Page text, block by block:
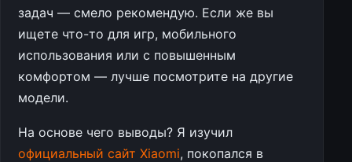
задач — смело рекомендую. Если же вы
ищете что-то для игр, мобильного
использования или с повышенным
комфортом — лучше посмотрите на другие
модели.
На основе чего выводы? Я изучил
официальный сайт Xiaomi, покопался в